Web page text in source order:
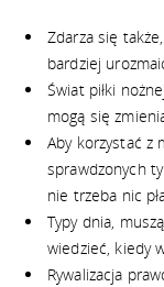
Zdarza się
bardziej
Świat piłki
mogą się
Aby korzystać z
sprawdzonych
nie trzeba nic
Typy dnia,
wiedzieć, kiedy
Rywalizacja